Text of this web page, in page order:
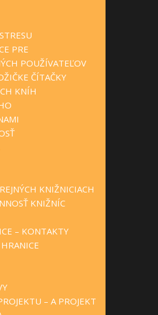
PRE
POUŽÍVATEĽOV
ČÍTAČKY
KNÍH
KNIŽNICIACH
KNIŽNÍC
– KONTAKTY
– A PROJEKT